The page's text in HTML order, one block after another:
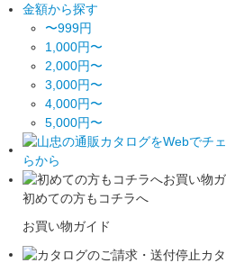
金額から探す
〜999円
1,000円〜
2,000円〜
3,000円〜
4,000円〜
5,000円〜
初めての方もコチラへ
お買い物ガイド